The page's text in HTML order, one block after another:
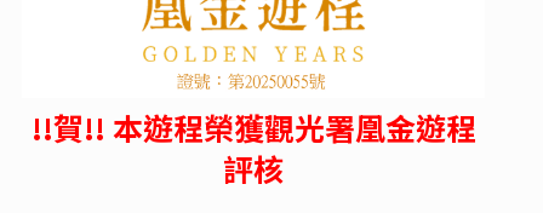
!!賀!! 本遊程榮獲觀光署凰金遊程
評核